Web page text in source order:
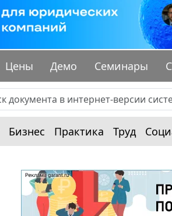
Цены Демо Семинары
Бизнес Практика Труд